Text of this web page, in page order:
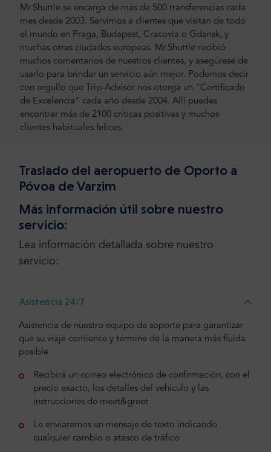
Mr.Shuttle se encarga de más de 500 transferencias cada
mes desde 2003. Servimos a clientes que visitan de todo
el mundo en Praga, Budapest, Cracovia o Gdansk, y
muchas otras ciudades europeas. Mr.Shuttle recibió
muchos comentarios de nuestros clientes, y asegúrese de
usarlo para brindar un servicio aún mejor. Podemos decir
con orgullo que Trip-Advisor nos otorga un "Certificado
de Excelencia" cada año desde 2004. Allí puedes
encontrar más de 2100 críticas positivas y muchos
clientes habituales felices.
Traslado del aeropuerto de Oporto a
Póvoa de Varzim
Más información útil sobre nuestro
servicio:
Lea información detallada sobre nuestro
servicio:
Asistencia 24/7
Asistencia de nuestro equipo de soporte para garantizar
que su viaje comience y termine de la manera más fluida
posible
Recibirá un correo electrónico de confirmación, con el
precio exacto, los detalles del vehículo y las
instrucciones de meet&greet
Le enviaremos un mensaje de texto indicando
cualquier cambio o atasco de tráfico